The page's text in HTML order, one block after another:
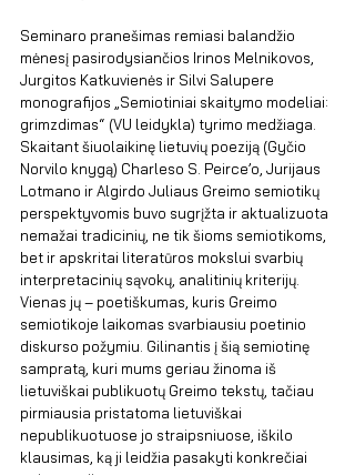
Seminaro pranešimas remiasi balandžio
mėnesį pasirodysiančios Irinos Melnikovos,
Jurgitos Katkuvienės ir Silvi Salupere
monografijos „Semiotiniai skaitymo modeliai:
grimzdimas“ (VU leidykla) tyrimo medžiaga.
Skaitant šiuolaikinę lietuvių poeziją (Gyčio
Norvilo knygą) Charleso S. Peirce’o, Jurijaus
Lotmano ir Algirdo Juliaus Greimo semiotikų
perspektyvomis buvo sugrįžta ir aktualizuota
nemažai tradicinių, ne tik šioms semiotikoms,
bet ir apskritai literatūros mokslui svarbių
interpretacinių sąvokų, analitinių kriterijų.
Vienas jų – poetiškumas, kuris Greimo
semiotikoje laikomas svarbiausiu poetinio
diskurso požymiu. Gilinantis į šią semiotinę
sampratą, kuri mums geriau žinoma iš
lietuviškai publikuotų Greimo tekstų, tačiau
pirmiausia pristatoma lietuviškai
nepublikuotuose jo straipsniuose, iškilo
klausimas, ką ji leidžia pasakyti konkrečiai